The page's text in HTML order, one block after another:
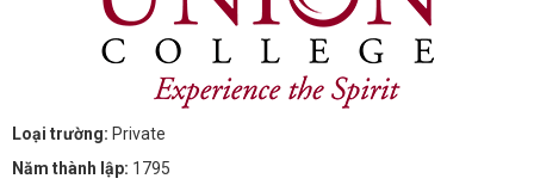
Loại trường: Private
Năm thành lập: 1795